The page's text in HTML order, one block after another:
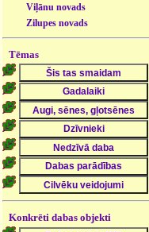
Viļānu novads
Zilupes novads
Tēmas
Konkrēti dabas objekti